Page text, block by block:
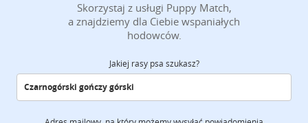
Skorzystaj z usługi Puppy Match,
a znajdziemy dla Ciebie wspaniałych
hodowców.
Jakiej rasy psa szukasz?